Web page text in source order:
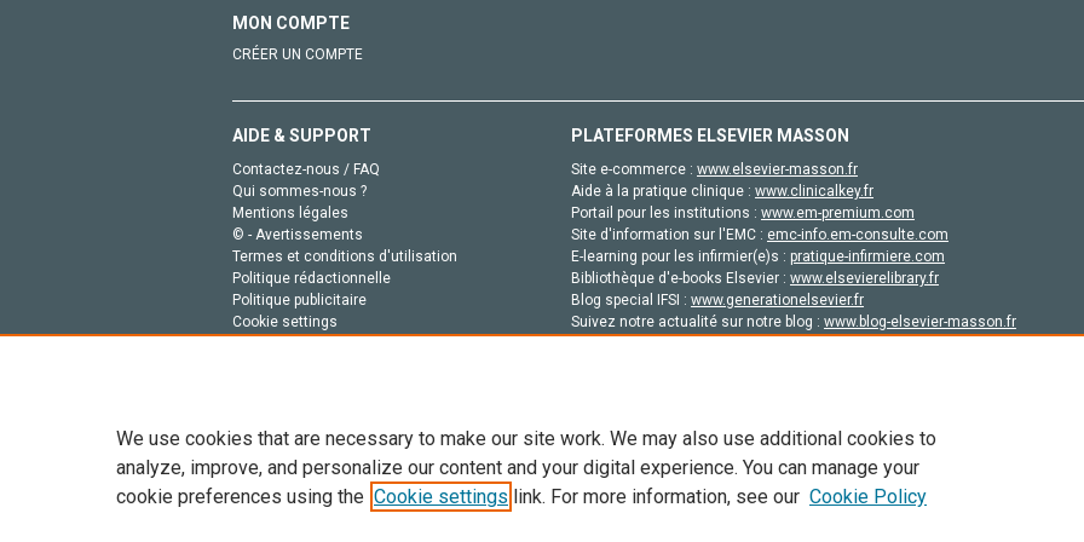
MON COMPTE
CRÉER UN COMPTE
AIDE & SUPPORT
Contactez-nous / FAQ
Qui sommes-nous ?
Mentions légales
© - Avertissements
Termes et conditions d'utilisation
Politique rédactionnelle
Politique publicitaire
Cookie settings
PLATEFORMES ELSEVIER MASSON
Site e-commerce : www.elsevier-masson.fr
Aide à la pratique clinique : www.clinicalkey.fr
Portail pour les institutions : www.em-premium.com
Site d'information sur l'EMC : emc-info.em-consulte.com
E-learning pour les infirmier(e)s : pratique-infirmiere.com
Bibliothèque d'e-books Elsevier : www.elsevierelibrary.fr
Blog special IFSI : www.generationelsevier.fr
Suivez notre actualité sur notre blog : www.blog-elsevier-masson.fr
Tout le contenu de ce site: Copyright © 2026 Elsevier, ses concédants de licence et ses contributeurs. Tout les droits sont réservés,
de données, a la formation en IA et aux technologies similaires. Pour tout contenu en libre accès, les conditions de licence
We use cookies that are necessary to make our site work. We may also use additional cookies to
analyze, improve, and personalize our content and your digital experience. You can manage your
cookie preferences using the Cookie settings link. For more information, see our Cookie Policy